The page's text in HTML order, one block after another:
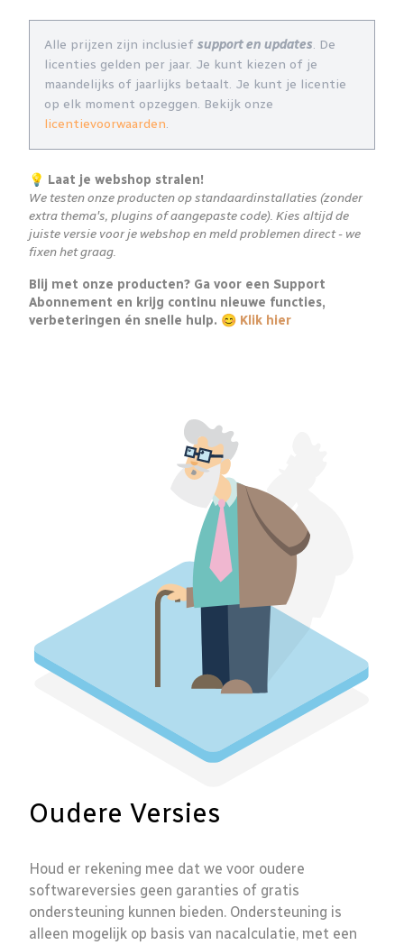
Alle prijzen zijn inclusief support en updates. De
licenties gelden per jaar. Je kunt kiezen of je
maandelijks of jaarlijks betaalt. Je kunt je licentie
op elk moment opzeggen. Bekijk onze
licentievoorwaarden.
💡 Laat je webshop stralen!
We testen onze producten op standaardinstallaties (zonder
extra thema's, plugins of aangepaste code). Kies altijd de
juiste versie voor je webshop en meld problemen direct - we
fixen het graag.
Blij met onze producten? Ga voor een Support
Abonnement en krijg continu nieuwe functies,
verbeteringen én snelle hulp. 😊 Klik hier
Oudere Versies
Houd er rekening mee dat we voor oudere
softwareversies geen garanties of gratis
ondersteuning kunnen bieden. Ondersteuning is
alleen mogelijk op basis van nacalculatie, met een